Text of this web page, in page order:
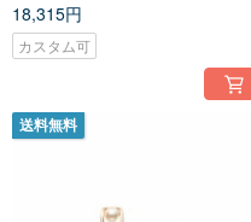
18,315円
カスタム可
送料無料